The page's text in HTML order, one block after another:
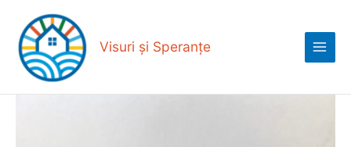
content
Visuri și Speranțe
Menu